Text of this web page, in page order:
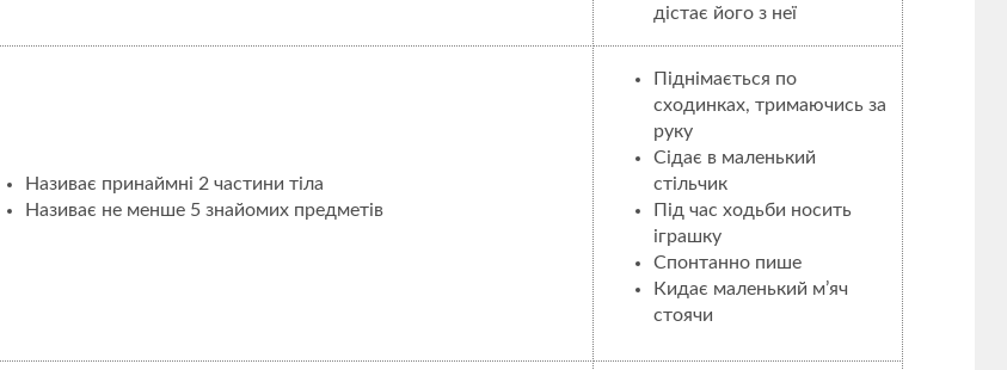
дістає його з неї
Називає принаймні 2 частини тіла
Називає не менше 5 знайомих предметів
Піднімається по
сходинках, тримаючись за
руку
Сідає в маленький
стільчик
Під час ходьби носить
іграшку
Спонтанно пише
Кидає маленький м’яч
стоячи